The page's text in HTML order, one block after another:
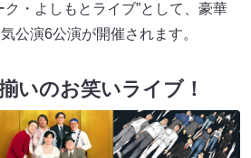
ク・よしもとライブ”として、豪華
公演6公演が開催されます。
いのお笑いライブ！